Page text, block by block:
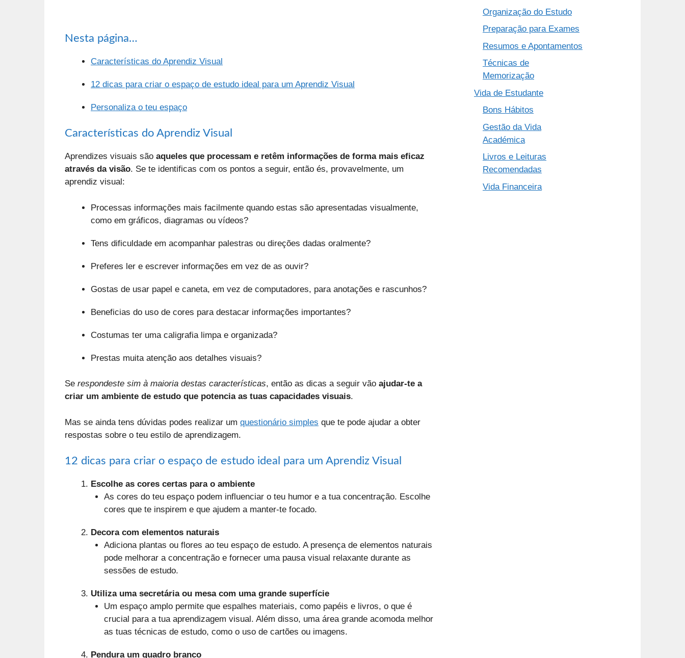
Nesta página…
Características do Aprendiz Visual
12 dicas para criar o espaço de estudo ideal para um Aprendiz Visual
Personaliza o teu espaço
Características do Aprendiz Visual
Aprendizes visuais são aqueles que processam e retêm informações de forma mais eficaz
através da visão. Se te identificas com os pontos a seguir, então és, provavelmente, um
aprendiz visual:
Processas informações mais facilmente quando estas são apresentadas visualmente,
como em gráficos, diagramas ou vídeos?
Tens dificuldade em acompanhar palestras ou direções dadas oralmente?
Preferes ler e escrever informações em vez de as ouvir?
Gostas de usar papel e caneta, em vez de computadores, para anotações e rascunhos?
Beneficias do uso de cores para destacar informações importantes?
Costumas ter uma caligrafia limpa e organizada?
Prestas muita atenção aos detalhes visuais?
Se respondeste sim à maioria destas características, então as dicas a seguir vão ajudar-te a
criar um ambiente de estudo que potencia as tuas capacidades visuais.
Mas se ainda tens dúvidas podes realizar um questionário simples que te pode ajudar a obter
respostas sobre o teu estilo de aprendizagem.
12 dicas para criar o espaço de estudo ideal para um Aprendiz Visual
Escolhe as cores certas para o ambiente
As cores do teu espaço podem influenciar o teu humor e a tua concentração. Escolhe
cores que te inspirem e que ajudem a manter-te focado.
Decora com elementos naturais
Adiciona plantas ou flores ao teu espaço de estudo. A presença de elementos naturais
pode melhorar a concentração e fornecer uma pausa visual relaxante durante as
sessões de estudo.
Utiliza uma secretária ou mesa com uma grande superfície
Um espaço amplo permite que espalhes materiais, como papéis e livros, o que é
crucial para a tua aprendizagem visual. Além disso, uma área grande acomoda melhor
as tuas técnicas de estudo, como o uso de cartões ou imagens.
Pendura um quadro branco
Organização do Estudo
Preparação para Exames
Resumos e Apontamentos
Técnicas de
Memorização
Vida de Estudante
Bons Hábitos
Gestão da Vida
Académica
Livros e Leituras
Recomendadas
Vida Financeira